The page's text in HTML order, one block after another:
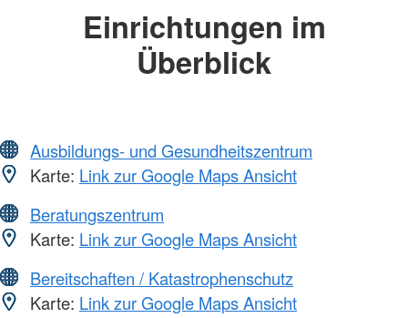
Einrichtungen im
Überblick
Ausbildungs- und Gesundheitszentrum
Karte: Link zur Google Maps Ansicht
Beratungszentrum
Karte: Link zur Google Maps Ansicht
Bereitschaften / Katastrophenschutz
Karte: Link zur Google Maps Ansicht